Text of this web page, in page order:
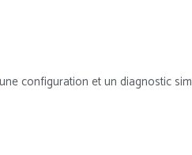
configuration et un diagnostic